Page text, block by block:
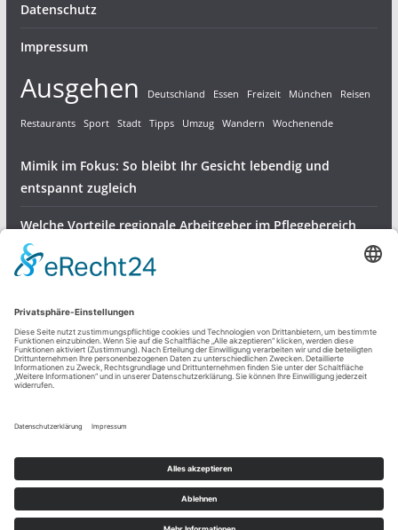
Datenschutz
Impressum
Ausgehen Deutschland Essen Freizeit München Reisen
Restaurants Sport Stadt Tipps Umzug Wandern Wochenende
Mimik im Fokus: So bleibt Ihr Gesicht lebendig und
entspannt zugleich
Welche Vorteile regionale Arbeitgeber im Pflegebereich
bieten
Meisenknödel
Dienstleistungen & Produkte
Freizeit und mehr
Regio Ratgeber
von ThemeGrill. Präsentiert von